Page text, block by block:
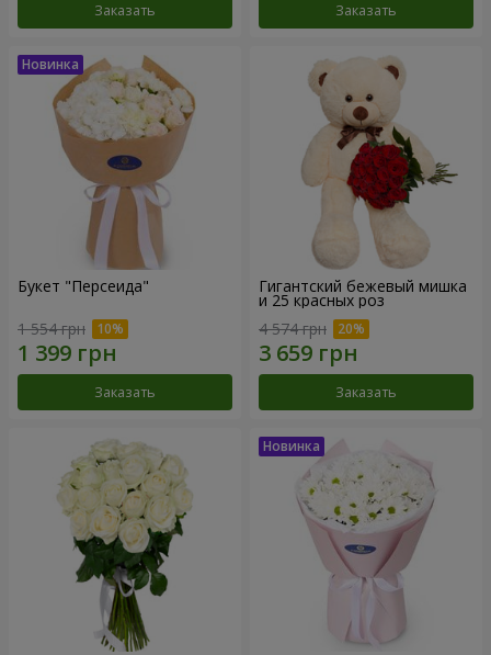
Заказать Заказать
Букет "Персеида"
1 554 грн
Заказать
Гигантский бежевый мишка
и 25 красных роз
4 574 грн
Заказать